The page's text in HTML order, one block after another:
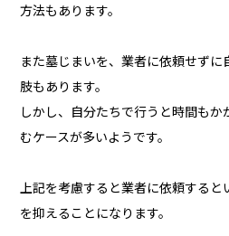
方法もあります。
また墓じまいを、業者に依頼せず
肢もあります。
しかし、自分たちで行うと時間もか
むケースが多いようです。
上記を考慮すると業者に依頼すると
を抑えることになります。